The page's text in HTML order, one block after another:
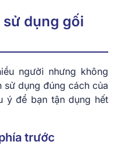
sử dụng gối
người nhưng không
dụng đúng cách của
ý để bạn tận dụng hết
trước